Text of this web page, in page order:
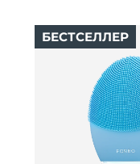
БЕСТСЕЛЛЕР